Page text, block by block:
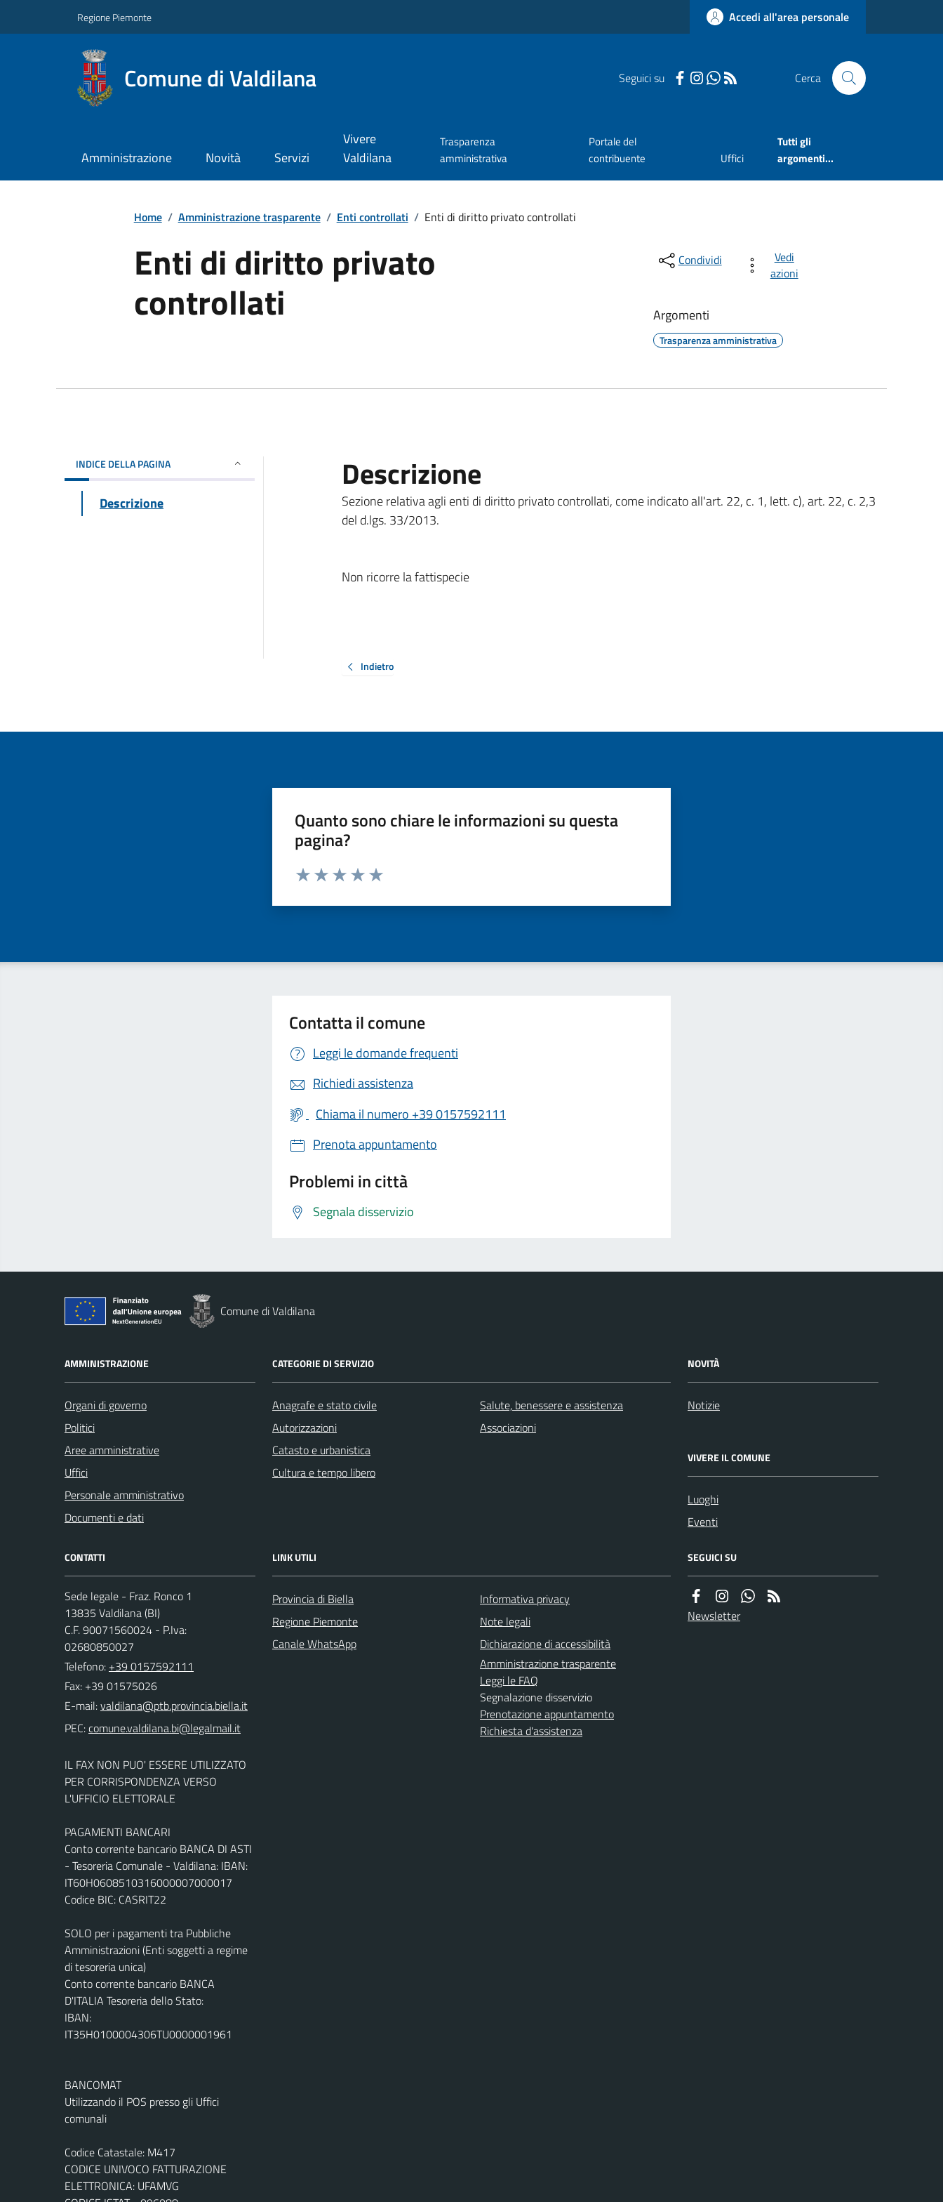
Regione Piemonte Accedi all'area personale
Comune di Valdilana Seguici su Cerca
Amministrazione Novità Servizi
Vivere
Valdilana
Trasparenza
amministrativa
Portale del
contribuente
Uffici
Tutti gli
argomenti...
Home / Amministrazione trasparente / Enti controllati / Enti di diritto privato controllati
Enti di diritto privato
controllati
Condividi
Vedi
azioni
Argomenti
Trasparenza amministrativa
INDICE DELLA PAGINA
Descrizione
Descrizione
Sezione relativa agli enti di diritto privato controllati, come indicato all'art. 22, c. 1, lett. c), art. 22, c. 2,3
del d.lgs. 33/2013.
Non ricorre la fattispecie
Indietro
Quanto sono chiare le informazioni su questa
pagina?
Valuta da 1 a 5 stelle la pagina
Contatta il comune
Leggi le domande frequenti
Richiedi assistenza
Chiama il numero +39 0157592111
Prenota appuntamento
Problemi in città
Segnala disservizio
Comune di Valdilana
AMMINISTRAZIONE
Organi di governo
Politici
Aree amministrative
Uffici
Personale amministrativo
Documenti e dati
CATEGORIE DI SERVIZIO
Anagrafe e stato civile
Autorizzazioni
Catasto e urbanistica
Cultura e tempo libero
Salute, benessere e assistenza
Associazioni
NOVITÀ
Notizie
VIVERE IL COMUNE
Luoghi
Eventi
CONTATTI
Sede legale - Fraz. Ronco 1
13835 Valdilana (BI)
C.F. 90071560024 - P.Iva:
02680850027
Telefono: +39 0157592111
Fax: +39 01575026
E-mail:
PEC:
IL FAX NON PUO' ESSERE UTILIZZATO
PER CORRISPONDENZA VERSO
L'UFFICIO ELETTORALE
PAGAMENTI BANCARI
Conto corrente bancario BANCA DI ASTI
- Tesoreria Comunale - Valdilana: IBAN:
IT60H0608510316000007000017
Codice BIC: CASRIT22
SOLO per i pagamenti tra Pubbliche
Amministrazioni (Enti soggetti a regime
di tesoreria unica)
Conto corrente bancario BANCA
D'ITALIA Tesoreria dello Stato:
IBAN:
IT35H0100004306TU0000001961
BANCOMAT
Utilizzando il POS presso gli Uffici
comunali
Codice Catastale: M417
CODICE UNIVOCO FATTURAZIONE
ELETTRONICA: UFAMVG
LINK UTILI
Provincia di Biella
Regione Piemonte
Canale WhatsApp
Informativa privacy
Note legali
Dichiarazione di accessibilità
Amministrazione trasparente
Leggi le FAQ
Segnalazione disservizio
Prenotazione appuntamento
Richiesta d'assistenza
SEGUICI SU
Newsletter